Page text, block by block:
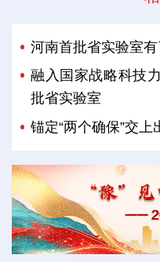
河南首批省实验室有
融入国家战略科技
批省实验室
锚定“两个确保”交